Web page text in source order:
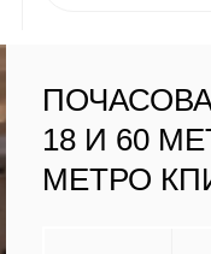
18 И 60
МЕТРО